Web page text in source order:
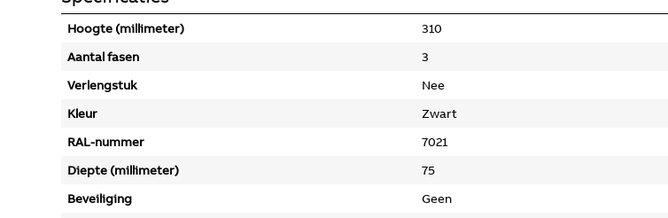
Hoogte (millimeter)
310
Aantal fasen
3
Verlengstuk
Nee
Kleur
Zwart
RAL-nummer
7021
Diepte (millimeter)
75
Beveiliging
Geen